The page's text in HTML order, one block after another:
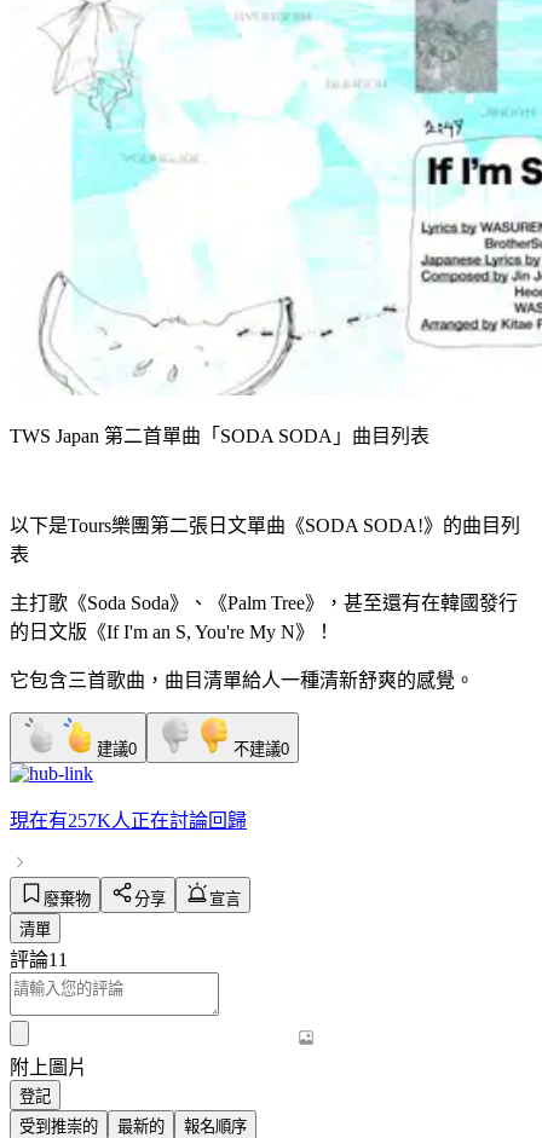
TWS Japan 第二首單曲「SODA SODA」曲目列表
以下是Tours樂團第二張日文單曲《SODA SODA!》的曲目列
表
主打歌《Soda Soda》、《Palm Tree》，甚至還有在韓國發行
的日文版《If I'm an S, You're My N》！
它包含三首歌曲，曲目清單給人一種清新舒爽的感覺。
建議0 不建議0
現在有257K人正在討論回歸
廢棄物 分享
宣言
清單
評論11
附上圖片
登記
受到推崇的
最新的 報名順序